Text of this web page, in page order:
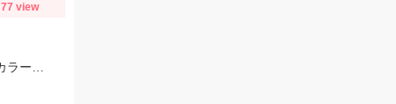
77 view